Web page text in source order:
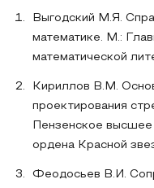
Выгодский М.Я.
математике. М.:
математической
Кириллов В.М.
проектирования
Пензенское
ордена Красной
Феодосьев В.И.